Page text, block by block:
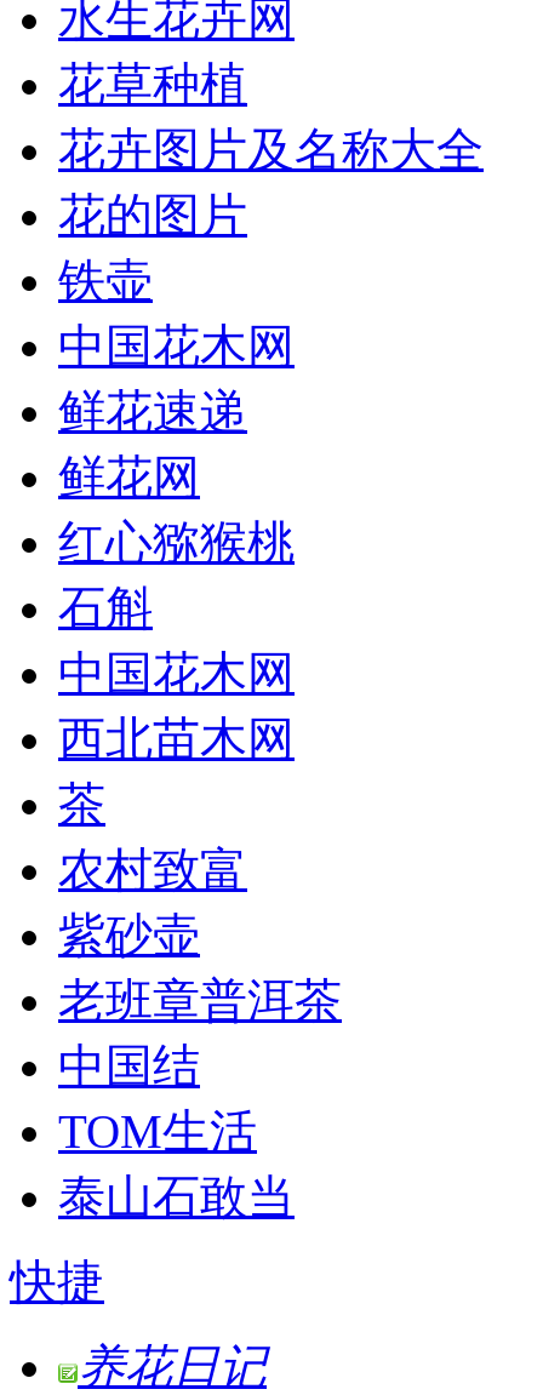
水生花卉网
花草种植
花卉图片及名称大全
花的图片
铁壶
中国花木网
鲜花速递
鲜花网
红心猕猴桃
石斛
中国花木网
西北苗木网
茶
农村致富
紫砂壶
老班章普洱茶
中国结
TOM生活
泰山石敢当
快捷
养花日记